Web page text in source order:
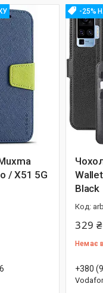
/ X51 5G
-25%
Black
329 ₴
Немає
+380